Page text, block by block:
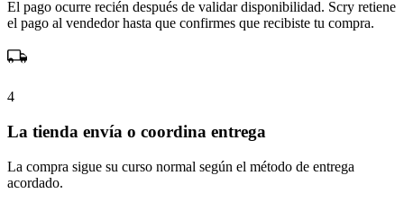
El pago ocurre recién después de validar disponibilidad. Scry retiene
el pago al vendedor hasta que confirmes que recibiste tu compra.
4
La tienda envía o coordina entrega
La compra sigue su curso normal según el método de entrega
acordado.